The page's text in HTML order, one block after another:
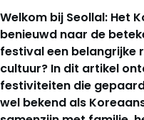
Welkom bij Seollal: Het
benieuwd naar de
festival een belangrijke
cultuur? In dit artikel
festiviteiten die
wel bekend als